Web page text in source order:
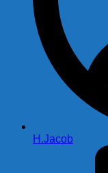
H.Jacob